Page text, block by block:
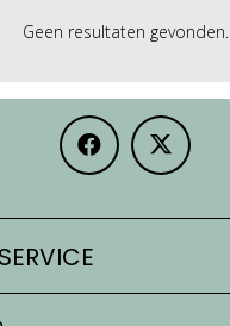
Geen resultaten gevonden.